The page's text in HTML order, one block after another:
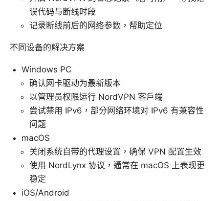
误代码与断线时段
记录断线前后的网络参数，帮助定位
不同设备的解决方案
Windows PC
确认网卡驱动为最新版本
以管理员权限运行 NordVPN 客户端
尝试禁用 IPv6，部分网络环境对 IPv6 有兼容性
问题
macOS
关闭系统自带的代理设置，确保 VPN 配置生效
使用 NordLynx 协议，通常在 macOS 上表现更
稳定
iOS/Android